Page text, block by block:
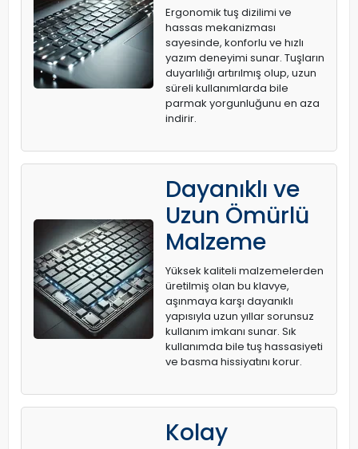
Ergonomik tuş dizilimi ve
hassas mekanizması
sayesinde, konforlu ve hızlı
yazım deneyimi sunar. Tuşların
duyarlılığı artırılmış olup, uzun
süreli kullanımlarda bile
parmak yorgunluğunu en aza
indirir.
Dayanıklı ve
Uzun Ömürlü
Malzeme
Yüksek kaliteli malzemelerden
üretilmiş olan bu klavye,
aşınmaya karşı dayanıklı
yapısıyla uzun yıllar sorunsuz
kullanım imkanı sunar. Sık
kullanımda bile tuş hassasiyeti
ve basma hissiyatını korur.
Kolay